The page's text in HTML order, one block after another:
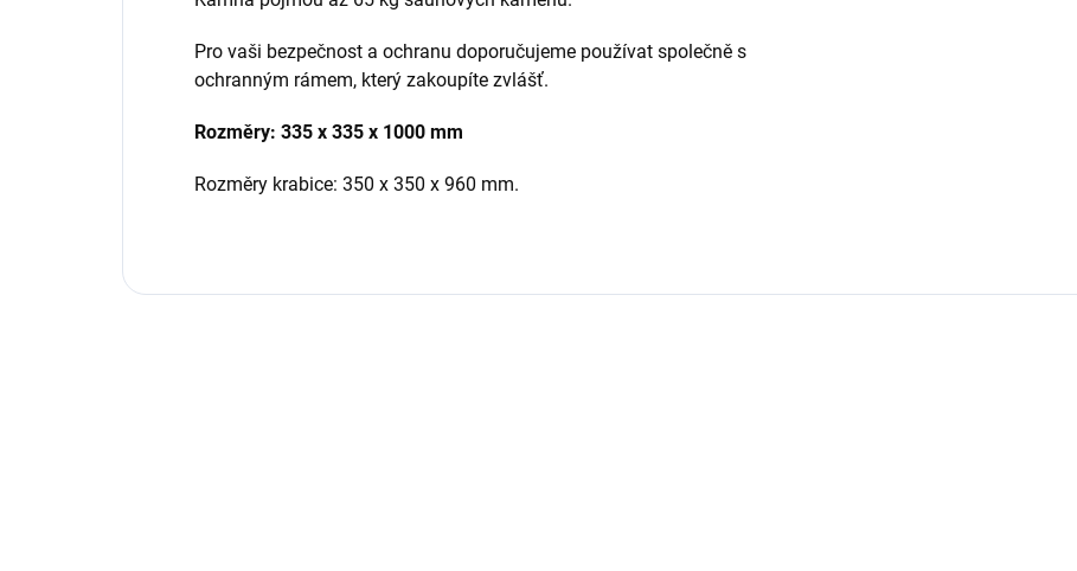
Pro vaši bezpečnost a ochranu doporučujeme používat společně s
ochranným rámem, který zakoupíte zvlášť.
Rozměry: 335 x 335 x 1000 mm
Rozměry krabice: 350 x 350 x 960 mm.